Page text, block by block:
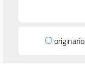
originario